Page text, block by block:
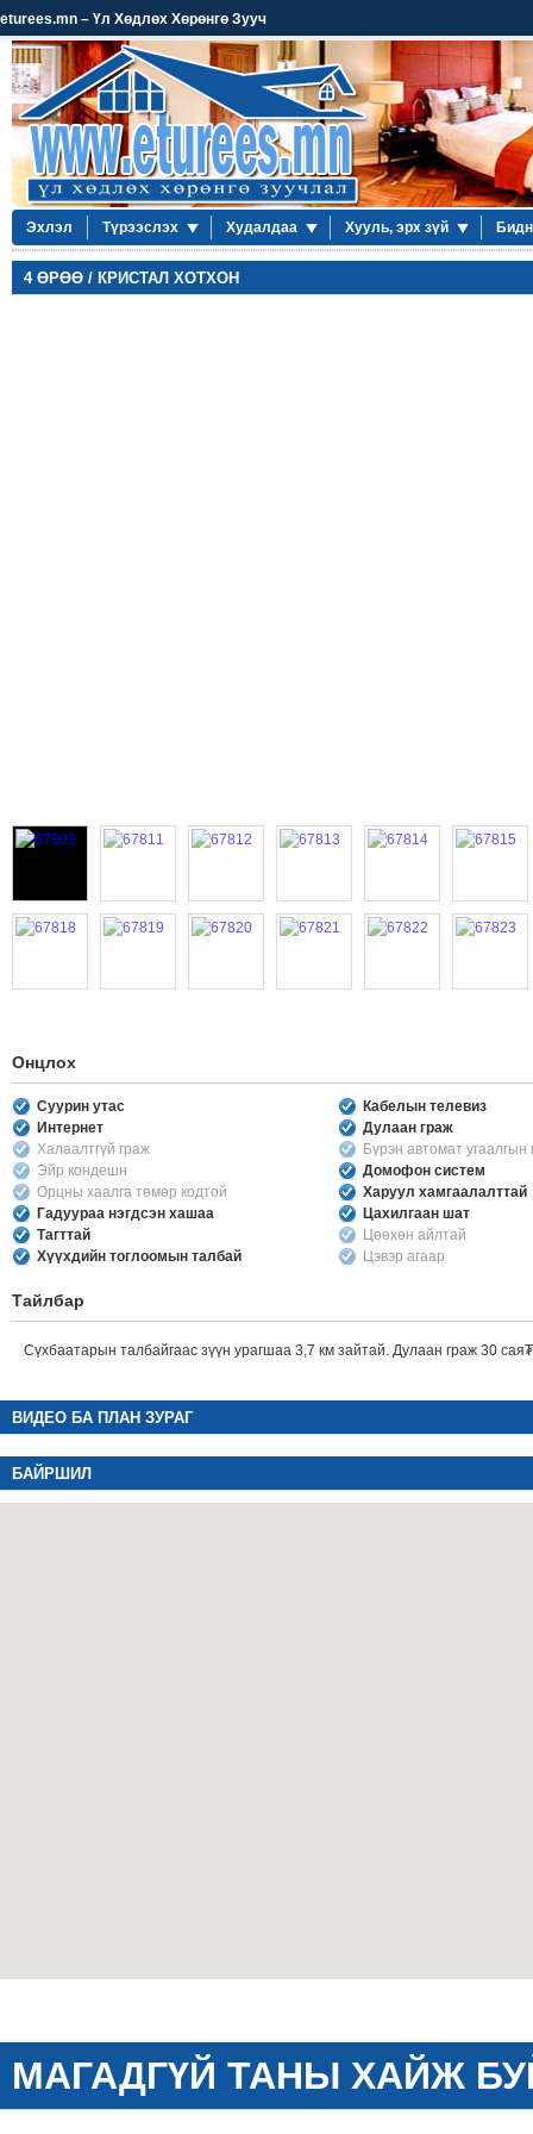
eturees.mn – Үл Хөдлөх Хөрөнгө Зууч
Эхлэл Түрээслэх Худалдаа Хууль, эрх зүй
4 ӨРӨӨ / КРИСТАЛ ХОТХОН
Онцлох
Суурин утас
Кабелын телевиз
Интернет
Дулаан граж
Халаалтгүй граж
Бүрэн автомат
Эйр кондешн
Домофон систем
Орцны хаалга төмөр кодтой
Харуул хамгаалалттай
Гадуураа нэгдсэн хашаа
Цахилгаан шат
Тагттай
Цөөхөн айлтай
Хүүхдийн тоглоомын талбай
Цэвэр агаар
Тайлбар
Сүхбаатарын талбайгаас зүүн урагшаа 3,7 км зайтай. Дулаан граж 30 сая₮
ВИДЕО БА ПЛАН ЗУРАГ
БАЙРШИЛ
МАГАДГҮЙ ТАНЫ ХАЙЖ